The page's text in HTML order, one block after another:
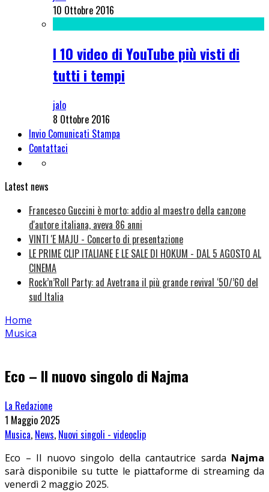
10 Ottobre 2016
I 10 video di YouTube più visti di
tutti i tempi
jalo
8 Ottobre 2016
Invio Comunicati Stampa
Contattaci
Latest news
Francesco Guccini è morto: addio al maestro della canzone
d'autore italiana, aveva 86 anni
VINTI 'E MAJU - Concerto di presentazione
LE PRIME CLIP ITALIANE E LE SALE DI HOKUM - DAL 5 AGOSTO AL
CINEMA
Rock’n’Roll Party: ad Avetrana il più grande revival ‘50/’60 del
sud Italia
Home
Musica
Eco – Il nuovo singolo di Najma
La Redazione
1 Maggio 2025
Musica, News, Nuovi singoli - videoclip
Eco – Il nuovo singolo della cantautrice sarda Najma
sarà disponibile su tutte le piattaforme di streaming da
venerdì 2 maggio 2025.